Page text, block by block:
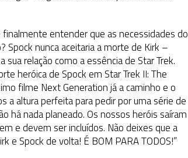
finalmente entender que as necessidades do
nunca aceitaria a morte de Kirk –
relação como a essência de Star Trek.
heróica de Spock em Star Trek II: The
filme Next Generation já a caminho e o
a altura perfeita para pedir por uma série de
há nada planeado. Os nossos heróis saíram
e devem ser incluídos. Não deixes que a
e Spock de volta! É BOM PARA TODOS!”